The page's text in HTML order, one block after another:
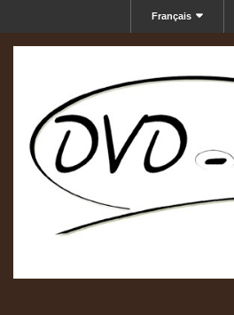
Français